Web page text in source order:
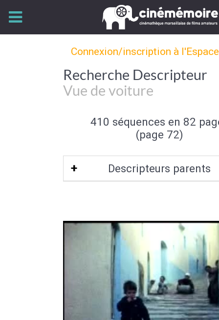
Connexion/inscription à
Recherche Descripteur
Vue de voiture
410 séquences en 82
(page 72)
Descripteurs parents